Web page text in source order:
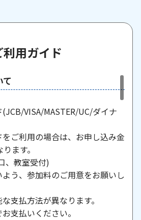
利用ガイド
て
VISA/MASTER/UC/ダイナ
ご利用の場合は、お申し込み金
ます。
、教室受付)
う、参加料のご用意をお願いし
支払方法が異なります。
支払いください。